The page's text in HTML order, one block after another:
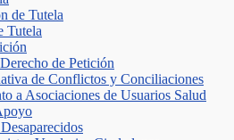
de Tutela
Tutela
de Petición
de Conflictos y Conciliaciones
a Asociaciones de Usuarios Salud